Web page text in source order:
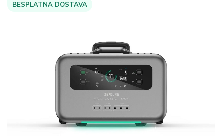
BESPLATNA DOSTAVA